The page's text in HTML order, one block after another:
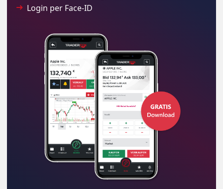
Login per Face-ID